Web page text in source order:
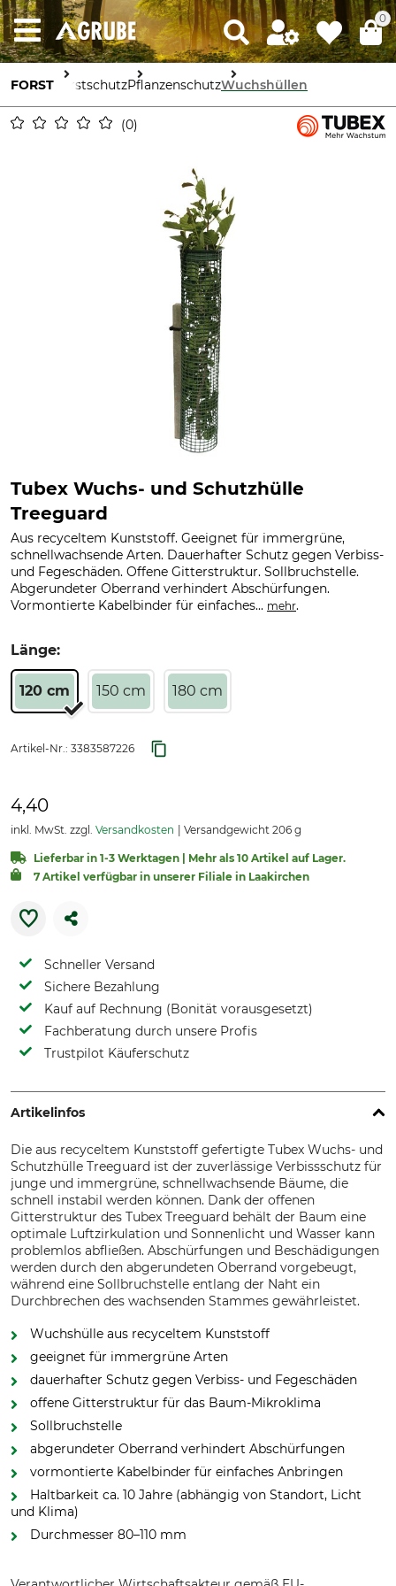
0
FORST ForstschutzPflanzenschutzWuchshüllen
0
Tubex Wuchs- und Schutzhülle
Treeguard
Aus recyceltem Kunststoff. Geeignet für immergrüne,
schnellwachsende Arten. Dauerhafter Schutz gegen Verbiss-
und Fegeschäden. Offene Gitterstruktur. Sollbruchstelle.
Abgerundeter Oberrand verhindert Abschürfungen.
Vormontierte Kabelbinder für einfaches... mehr.
Länge:
120 cm 150 cm 180 cm
Artikel-Nr.: 3383587226
4,40
inkl. MwSt. zzgl. Versandkosten Versandgewicht 206 g
Lieferbar in 1-3 Werktagen | Mehr als 10 Artikel auf Lager.
7 Artikel verfügbar in unserer Filiale in Laakirchen
Schneller Versand
Sichere Bezahlung
Kauf auf Rechnung (Bonität vorausgesetzt)
Fachberatung durch unsere Profis
Trustpilot Käuferschutz
Artikelinfos
Die aus recyceltem Kunststoff gefertigte Tubex Wuchs- und
Schutzhülle Treeguard ist der zuverlässige Verbissschutz für
junge und immergrüne, schnellwachsende Bäume, die
schnell instabil werden können. Dank der offenen
Gitterstruktur des Tubex Treeguard behält der Baum eine
optimale Luftzirkulation und Sonnenlicht und Wasser kann
problemlos abfließen. Abschürfungen und Beschädigungen
werden durch den abgerundeten Oberrand vorgebeugt,
während eine Sollbruchstelle entlang der Naht ein
Durchbrechen des wachsenden Stammes gewährleistet.
Wuchshülle aus recyceltem Kunststoff
geeignet für immergrüne Arten
dauerhafter Schutz gegen Verbiss- und Fegeschäden
offene Gitterstruktur für das Baum-Mikroklima
Sollbruchstelle
abgerundeter Oberrand verhindert Abschürfungen
vormontierte Kabelbinder für einfaches Anbringen
Haltbarkeit ca. 10 Jahre (abhängig von Standort, Licht
und Klima)
Durchmesser 80–110 mm